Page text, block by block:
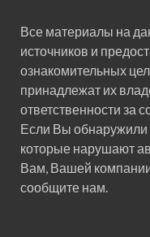
Все материалы на
источников и
ознакомительных
принадлежат их
ответственности за
Если Вы
которые нарушают
Вам, Вашей
сообщите нам.